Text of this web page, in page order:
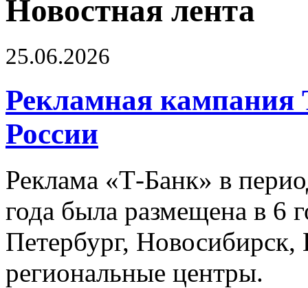
Новостная лента
25.06.2026
Рекламная кампания
России
Реклама «Т-Банк» в
года была размещена в 6
Петербург,
региональные центры.